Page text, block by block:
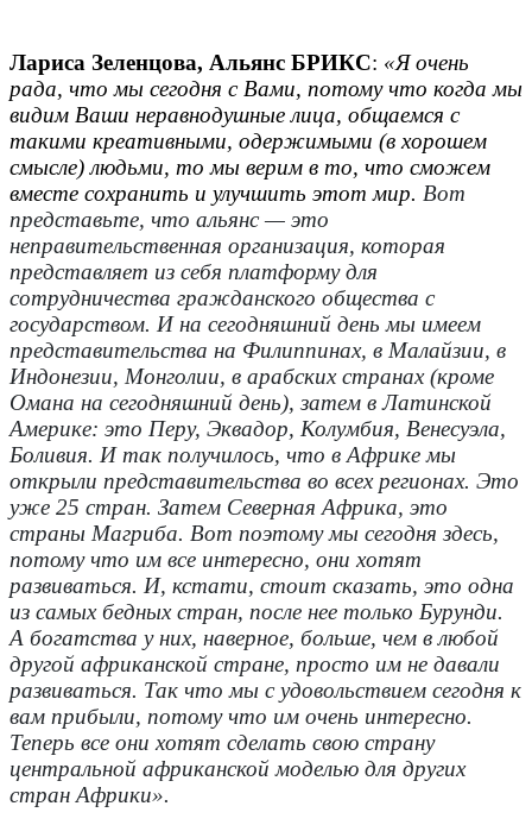
Лариса Зеленцова, Альянс БРИКС: «Я очень
рада, что мы сегодня с Вами, потому что когда мы
видим Ваши неравнодушные лица, общаемся с
такими креативными, одержимыми (в хорошем
смысле) людьми, то мы верим в то, что сможем
вместе сохранить и улучшить этот мир. Вот
представьте, что альянс — это
неправительственная организация, которая
представляет из себя платформу для
сотрудничества гражданского общества с
государством. И на сегодняшний день мы имеем
представительства на Филиппинах, в Малайзии, в
Индонезии, Монголии, в арабских странах (кроме
Омана на сегодняшний день), затем в Латинской
Америке: это Перу, Эквадор, Колумбия, Венесуэла,
Боливия. И так получилось, что в Африке мы
открыли представительства во всех регионах. Это
уже 25 стран. Затем Северная Африка, это
страны Магриба. Вот поэтому мы сегодня здесь,
потому что им все интересно, они хотят
развиваться. И, кстати, стоит сказать, это одна
из самых бедных стран, после нее только Бурунди.
А богатства у них, наверное, больше, чем в любой
другой африканской стране, просто им не давали
развиваться. Так что мы с удовольствием сегодня к
вам прибыли, потому что им очень интересно.
Теперь все они хотят сделать свою страну
центральной африканской моделью для других
стран Африки».